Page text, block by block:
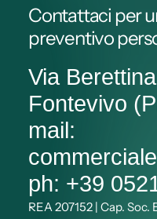
Contattaci per
preventivo
Via
Fontevivo
mail:
ph: +39
REA 207152 | Cap.